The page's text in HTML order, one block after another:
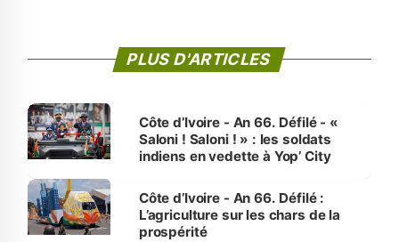
PLUS D'ARTICLES
Côte d’Ivoire - An 66. Défilé - «
Saloni ! Saloni ! » : les soldats
indiens en vedette à Yop’ City
Côte d’Ivoire - An 66. Défilé :
L’agriculture sur les chars de la
prospérité